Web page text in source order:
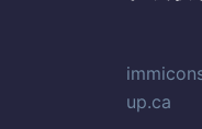
up.ca